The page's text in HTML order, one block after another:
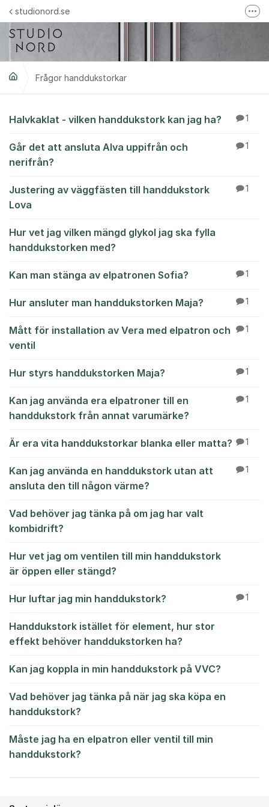
Hoppa till innehåll
studionord.se
Frågor handdukstorkar
Frågor
Halvkaklat - vilken handdukstork kan jag ha? 1
Går det att ansluta Alva uppifrån och
nerifrån?
1
Justering av väggfästen till handdukstork
Lova
1
Hur vet jag vilken mängd glykol jag ska fylla
handdukstorken med?
Kan man stänga av elpatronen Sofia? 1
Hur ansluter man handdukstorken Maja? 1
Mått för installation av Vera med elpatron och
ventil
1
Hur styrs handdukstorken Maja? 1
Kan jag använda era elpatroner till en
handdukstork från annat varumärke?
1
Är era vita handdukstorkar blanka eller matta? 1
Kan jag använda en handdukstork utan att
ansluta den till någon värme?
1
Vad behöver jag tänka på om jag har valt
kombidrift?
Hur vet jag om ventilen till min handdukstork
är öppen eller stängd?
Hur luftar jag min handdukstork? 1
Handdukstork istället för element, hur stor
effekt behöver handdukstorken ha?
Kan jag koppla in min handdukstork på VVC?
Vad behöver jag tänka på när jag ska köpa en
handdukstork?
Måste jag ha en elpatron eller ventil till min
handdukstork?